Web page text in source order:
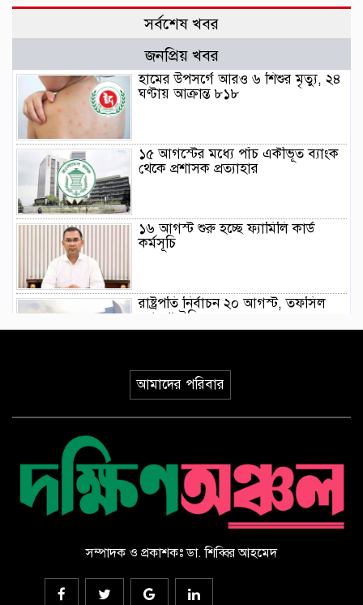
সর্বশেষ খবর
জনপ্রিয় খবর
হামের উপসর্গে আরও ৬ শিশুর মৃত্যু, ২৪
ঘণ্টায় আক্রান্ত ৮১৮
১৫ আগস্টের মধ্যে পাঁচ একীভূত ব্যাংক
থেকে প্রশাসক প্রত্যাহার
১৬ আগস্ট শুরু হচ্ছে ফ্যামিলি কার্ড
কর্মসূচি
রাষ্ট্রপতি নির্বাচন ২০ আগস্ট, তফসিল
ঘোষণা ইসির
গণভোটের রায় বাস্তবায়নসহ ১১ দফা
দাবিতে লংমার্চের ঘোষণা
দৃষ্টান্তমূলক শাস্তির দাবিতে মানববন্ধন ও
বিক্ষোভ মিছিল
পাইকগাছায় ছাত্র ও দরিদ্র মানুষের মাঝে
সাইকেল, সেলাই মেশিন ও ভ্যান বিতরণ
আমাদের পরিবার
সম্পাদক ও প্রকাশকঃ ডা. শিব্বির আহমেদ